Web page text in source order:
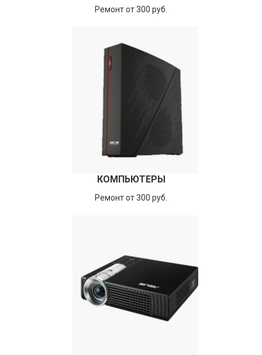
Ремонт от 300 руб.
КОМПЬЮТЕРЫ
Ремонт от 300 руб.